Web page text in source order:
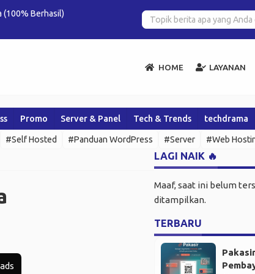
DistroSea: Cara Seru Coba Distro
HOME LAYANAN
Promo Server & Panel Tech & Trends techdrama
#Self Hosted #Panduan WordPress #Server #Web
LAGI NAIK 🔥
Maaf, saat ini belum
ditampilkan.
TERBARU